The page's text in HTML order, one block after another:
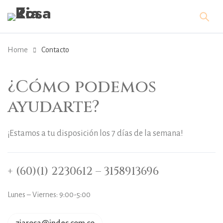
Home Contacto
¿Cómo podemos
ayudarte?
¡Estamos a tu disposición los 7 días de la semana!
+ (60)(1) 2230612 – 3158913696
Lunes – Viernes: 9:00-5:00